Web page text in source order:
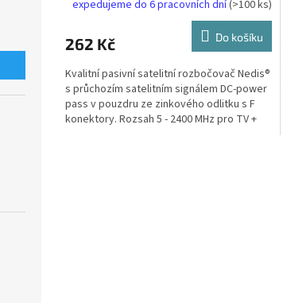
expedujeme do 6 pracovních dní(>100 ks)
262 Kč Do košíku
Kvalitní pasivní satelitní rozbočovač Nedis®
s průchozím satelitním signálem DC-power
pass v pouzdru ze zinkového odlitku s F
konektory. Rozsah 5 - 2400 MHz pro TV +